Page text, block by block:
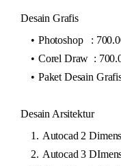
Desain Grafis
Photoshop :
Corel Draw :
Paket Desain
Desain Arsitektur
Autocad 2
Autocad 3